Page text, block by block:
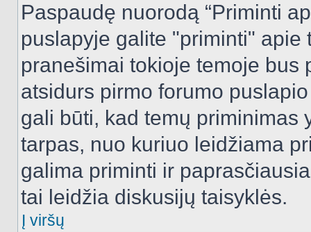
Paspaudę nuorodą “Priminti
puslapyje galite "priminti"
pranešimai tokioje temoje bus
atsidurs pirmo forumo
gali būti, kad temų priminimas
tarpas, nuo kuriuo leidžiama
galima priminti ir
tai leidžia diskusijų taisyklės.
Į viršų